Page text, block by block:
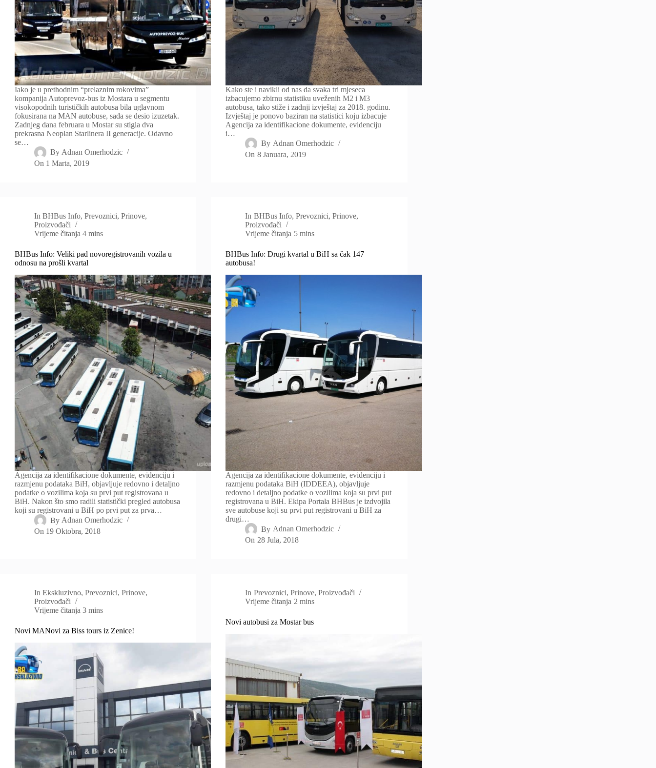
Iako je u prethodnim “prelaznim rokovima”
kompanija Autoprevoz-bus iz Mostara u segmentu
visokopodnih turističkih autobusa bila uglavnom
fokusirana na MAN autobuse, sada se desio izuzetak.
Zadnjeg dana februara u Mostar su stigla dva
prekrasna Neoplan Starlinera II generacije. Odavno
se…
By Adnan Omerhodzic
On 1 Marta, 2019
Kako ste i navikli od nas da svaka tri mjeseca
izbacujemo zbirnu statistiku uveženih M2 i M3
autobusa, tako stiže i zadnji izvještaj za 2018. godinu.
Izvještaj je ponovo baziran na statistici koju izbacuje
Agencija za identifikacione dokumente, evidenciju
i…
By Adnan Omerhodzic
On 8 Januara, 2019
In BHBus Info,Prevoznici,Prinove,
Proizvođači
Vrijeme čitanja 4 mins
BHBus Info: Veliki pad novoregistrovanih vozila u
odnosu na prošli kvartal
Agencija za identifikacione dokumente, evidenciju i
razmjenu podataka BiH, objavljuje redovno i detaljno
podatke o vozilima koja su prvi put registrovana u
BiH. Nakon što smo radili statistički pregled autobusa
koji su registrovani u BiH po prvi put za prva…
By Adnan Omerhodzic
On 19 Oktobra, 2018
In BHBus Info, Prevoznici, Prinove,
Proizvođači
Vrijeme čitanja 5 mins
BHBus Info: Drugi kvartal u BiH sa čak 147
autobusa!
Agencija za identifikacione dokumente, evidenciju i
razmjenu podataka BiH (IDDEEA), objavljuje
redovno i detaljno podatke o vozilima koja su prvi put
registrovana u BiH. Ekipa Portala BHBus je izdvojila
sve autobuse koji su prvi put registrovani u BiH za
drugi…
By Adnan Omerhodzic
On 28 Jula, 2018
In Ekskluzivno,Prevoznici,Prinove,
Proizvođači
Vrijeme čitanja 3 mins
Novi MANovi za Biss tours iz Zenice!
In Prevoznici, Prinove, Proizvođači
Vrijeme čitanja 2 mins
Novi autobusi za Mostar bus